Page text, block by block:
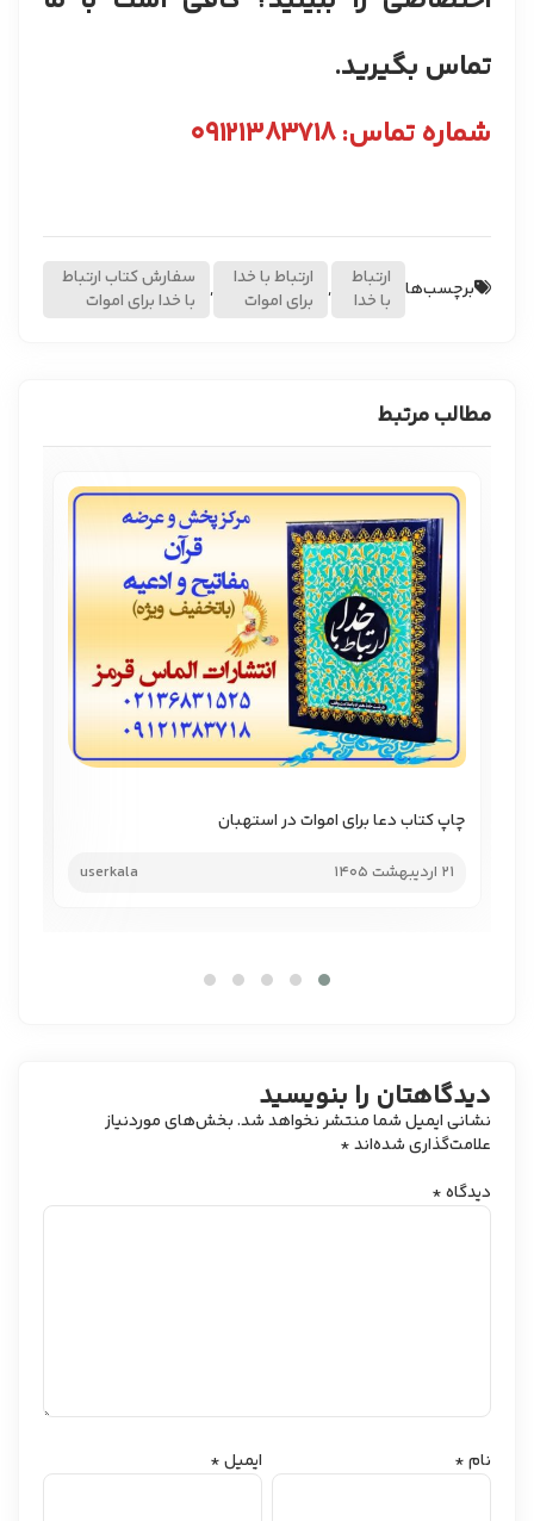
تماس بگیرید.
شماره تماس: ۰۹۱۲۱۳۸۳۷۱۸
برچسب‌ها ارتباط
با خدا
,
ارتباط با خدا
برای اموات
,
سفارش کتاب ارتباط
با خدا برای اموات
مطالب مرتبط
چاپ کتاب دعا برای اموات در استهبان
21 اردیبهشت 1405 userkala
دیدگاهتان را بنویسید
نشانی ایمیل شما منتشر نخواهد شد.بخش‌های موردنیاز
علامت‌گذاری شده‌اند*
دیدگاه*
نام* ایمیل*